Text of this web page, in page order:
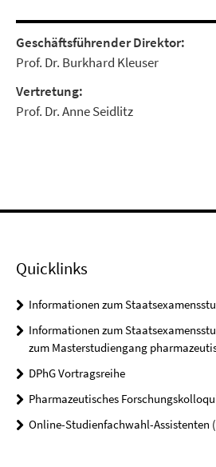
Geschäftsführender Direktor:
Prof. Dr. Burkhard Kleuser
Vertretung:
Prof. Dr. Anne Seidlitz
Quicklinks
Informationen zum
Informationen zum
zum Masterstudiengang
DPhG Vortragsreihe
Pharmazeutisches
Online-Studienfachwahl-Assistenten